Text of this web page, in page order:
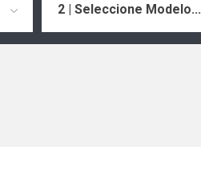
2 | Seleccione Modelo...